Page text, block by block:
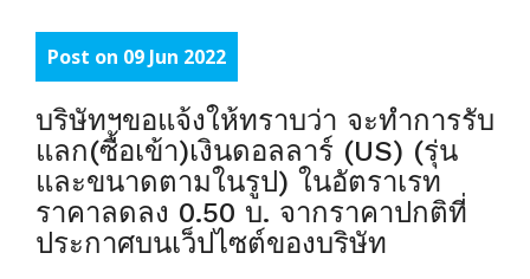
Post on 09 Jun 2022
บริษัทฯขอแจ้งให้ทราบว่า จะทำการรับ
แลก(ซื้อเข้า)เงินดอลลาร์ (US) (รุ่น
และขนาดตามในรูป) ในอัตราเรท
ราคาลดลง 0.50 บ. จากราคาปกติที่
ประกาศบนเว็ปไซต์ของบริษัท